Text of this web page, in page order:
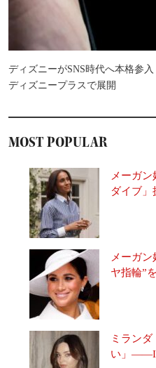
ディズニーがSNS時代へ本格参
ディズニープラスで展開
MOST POPULAR
メーガ
ダイブ」
メーガ
ヤ指輪”
ミラン
い」